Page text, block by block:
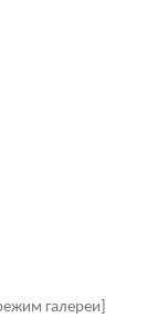
галереи]